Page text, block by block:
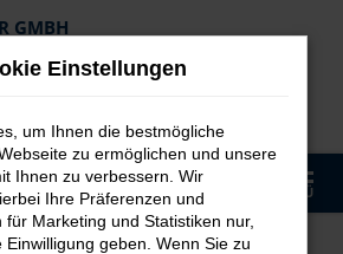
GMBH
Haustür
MENÜ
Einstellungen
um Ihnen die bestmögliche
zu ermöglichen und unsere
Ihnen zu verbessern. Wir
Ihre Präferenzen und
Marketing und Statistiken nur,
geben. Wenn Sie zu